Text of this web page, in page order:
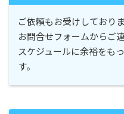
ご依頼もお受けしておりま
お問合せフォームからご
スケジュールに余裕をも
す。